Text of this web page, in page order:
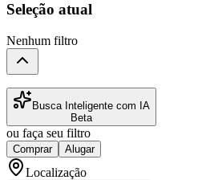
Seleção atual
Nenhum filtro
Busca Inteligente com IA
Beta
ou faça seu filtro
Comprar Alugar
Localização